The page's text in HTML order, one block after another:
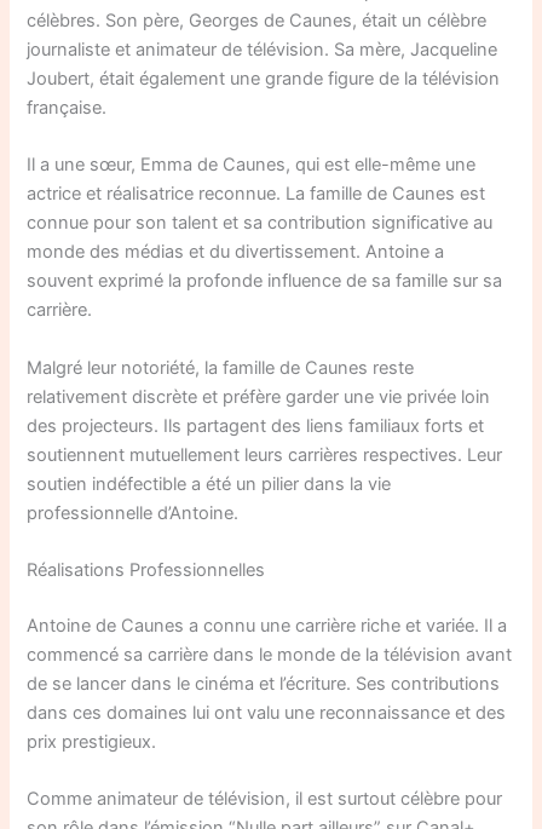
célèbres. Son père, Georges de Caunes, était un célèbre
journaliste et animateur de télévision. Sa mère, Jacqueline
Joubert, était également une grande figure de la télévision
française.
Il a une sœur, Emma de Caunes, qui est elle-même une
actrice et réalisatrice reconnue. La famille de Caunes est
connue pour son talent et sa contribution significative au
monde des médias et du divertissement. Antoine a
souvent exprimé la profonde influence de sa famille sur sa
carrière.
Malgré leur notoriété, la famille de Caunes reste
relativement discrète et préfère garder une vie privée loin
des projecteurs. Ils partagent des liens familiaux forts et
soutiennent mutuellement leurs carrières respectives. Leur
soutien indéfectible a été un pilier dans la vie
professionnelle d’Antoine.
Réalisations Professionnelles
Antoine de Caunes a connu une carrière riche et variée. Il a
commencé sa carrière dans le monde de la télévision avant
de se lancer dans le cinéma et l’écriture. Ses contributions
dans ces domaines lui ont valu une reconnaissance et des
prix prestigieux.
Comme animateur de télévision, il est surtout célèbre pour